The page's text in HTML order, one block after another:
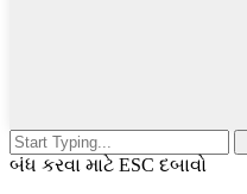
બંધ કરવા માટે ESC દબાવો